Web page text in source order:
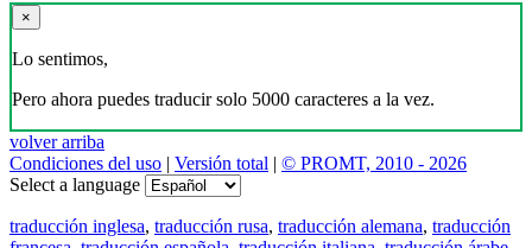
×
Lo sentimos,
Pero ahora puedes traducir solo 5000 caracteres a la vez.
volver arriba
Condiciones del uso | Versión total | © PROMT, 2010 - 2026
Select a language
traducción inglesa, traducción rusa, traducción alemana, traducción